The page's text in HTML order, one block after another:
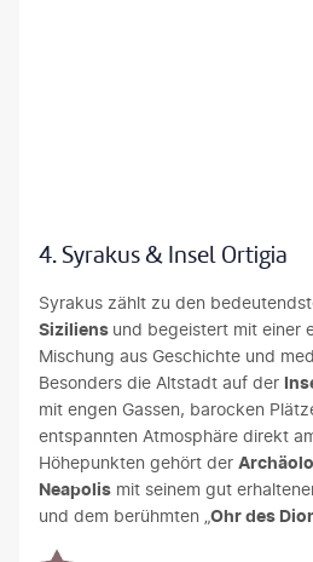
4. Syrakus & Insel Ortigia
Syrakus zählt zu den
Siziliens und begeistert mit einer
Mischung aus Geschichte und
Besonders die Altstadt auf der
mit engen Gassen, barocken
entspannten Atmosphäre direkt
Höhepunkten gehört der
Neapolis mit seinem gut
und dem berühmten „Ohr des